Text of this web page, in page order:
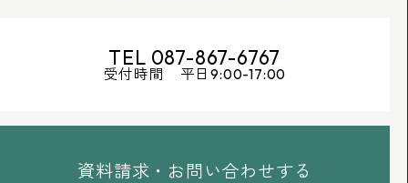
TEL 087-867-6767
受付時間 平日9:00-17:00
資料請求・お問い合わせする